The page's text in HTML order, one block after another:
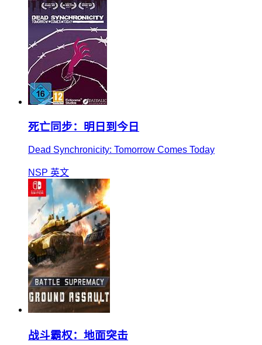
死亡同步：明日到今日
Dead Synchronicity: Tomorrow Comes Today
NSP 英文
战斗霸权：地面突击